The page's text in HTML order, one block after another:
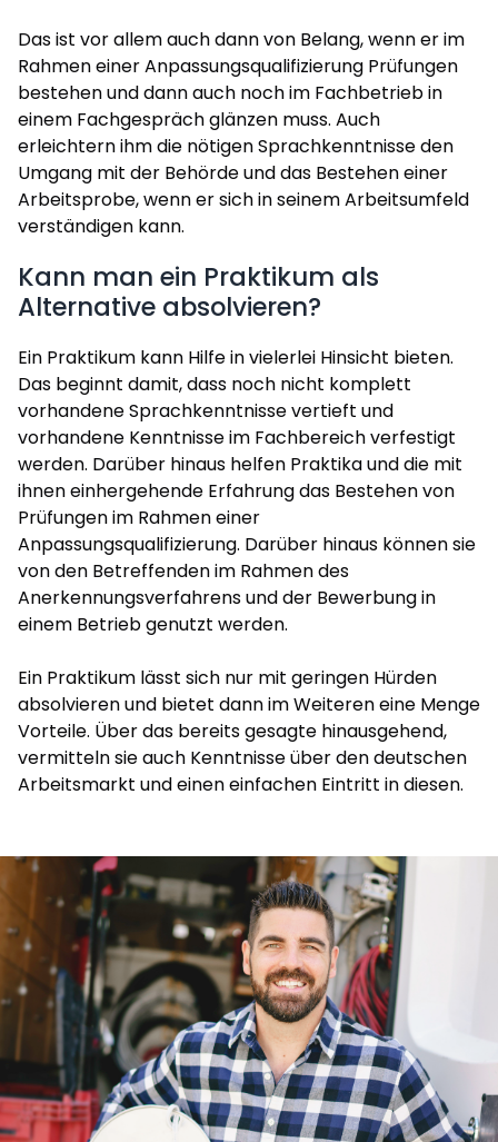
Das ist vor allem auch dann von Belang, wenn er im
Rahmen einer Anpassungsqualifizierung Prüfungen
bestehen und dann auch noch im Fachbetrieb in
einem Fachgespräch glänzen muss. Auch
erleichtern ihm die nötigen Sprachkenntnisse den
Umgang mit der Behörde und das Bestehen einer
Arbeitsprobe, wenn er sich in seinem Arbeitsumfeld
verständigen kann.
Kann man ein Praktikum als
Alternative absolvieren?
Ein Praktikum kann Hilfe in vielerlei Hinsicht bieten.
Das beginnt damit, dass noch nicht komplett
vorhandene Sprachkenntnisse vertieft und
vorhandene Kenntnisse im Fachbereich verfestigt
werden. Darüber hinaus helfen Praktika und die mit
ihnen einhergehende Erfahrung das Bestehen von
Prüfungen im Rahmen einer
Anpassungsqualifizierung. Darüber hinaus können sie
von den Betreffenden im Rahmen des
Anerkennungsverfahrens und der Bewerbung in
einem Betrieb genutzt werden.
Ein Praktikum lässt sich nur mit geringen Hürden
absolvieren und bietet dann im Weiteren eine Menge
Vorteile. Über das bereits gesagte hinausgehend,
vermitteln sie auch Kenntnisse über den deutschen
Arbeitsmarkt und einen einfachen Eintritt in diesen.